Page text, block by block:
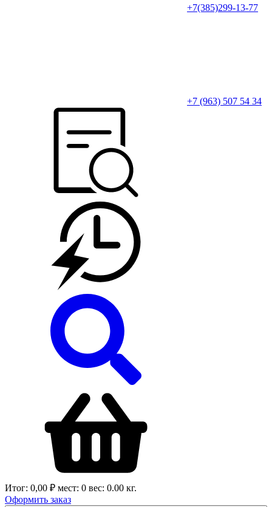
+7(385)299-13-77
+7 (963) 507 54 34
Итог: 0,00 ₽ мест: 0 вес: 0.00 кг.
Оформить заказ